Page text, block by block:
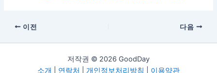
이전 다음
저작권 © 2026 GoodDay
소개
연락처 개인정보처리방침 이용약관